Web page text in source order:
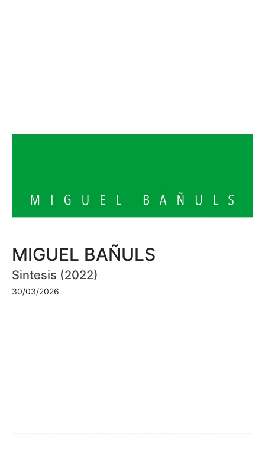
MIGUEL BAÑULS
Sintesis (2022)
30/03/2026